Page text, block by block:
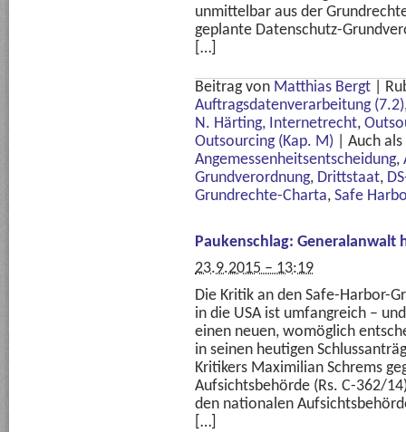
unmittelbar aus der
geplante Datenschutz-
[…]
Beitrag von Matthias Bergt
Auftragsdatenverarbeitung (7.2)
N. Härting, Internetrecht,
Outsourcing (Kap. M)
Auch als
Angemessenheitsentscheidung,
Grundverordnung, Drittstaat,
Grundrechte-Charta, Safe
Paukenschlag:
23.9.2015 – 13:19
Die Kritik an den Safe-Harbor-
in die USA ist umfangreich –
einen neuen, womöglich
in seinen heutigen
Kritikers Maximilian Schrems
Aufsichtsbehörde (Rs. C-362/
den nationalen
[…]